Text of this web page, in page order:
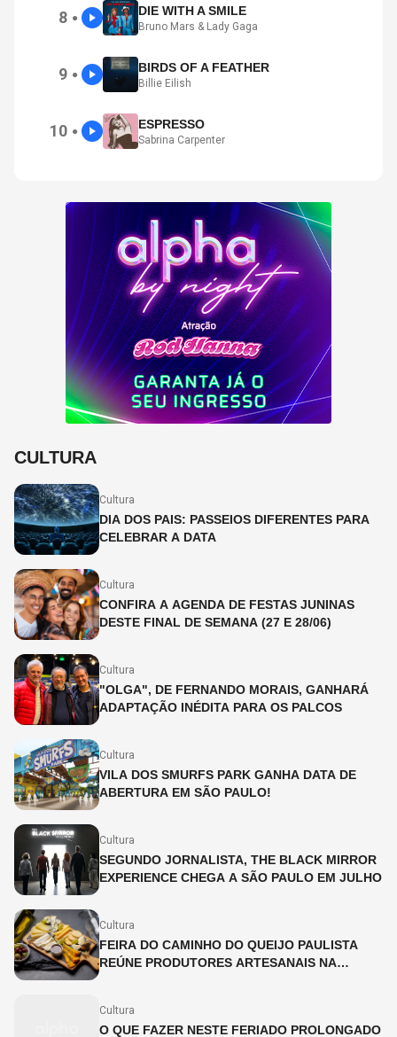
8 ● DIE WITH A SMILE
Bruno Mars & Lady Gaga
9 ● BIRDS OF A FEATHER
Billie Eilish
10 ● ESPRESSO
Sabrina Carpenter
CULTURA
Cultura
DIA DOS PAIS: PASSEIOS DIFERENTES PARA
CELEBRAR A DATA
Cultura
CONFIRA A AGENDA DE FESTAS JUNINAS
DESTE FINAL DE SEMANA (27 E 28/06)
Cultura
"OLGA", DE FERNANDO MORAIS, GANHARÁ
ADAPTAÇÃO INÉDITA PARA OS PALCOS
Cultura
VILA DOS SMURFS PARK GANHA DATA DE
ABERTURA EM SÃO PAULO!
Cultura
SEGUNDO JORNALISTA, THE BLACK MIRROR
EXPERIENCE CHEGA A SÃO PAULO EM JULHO
Cultura
FEIRA DO CAMINHO DO QUEIJO PAULISTA
REÚNE PRODUTORES ARTESANAIS NA
Cultura
O QUE FAZER NESTE FERIADO PROLONGADO